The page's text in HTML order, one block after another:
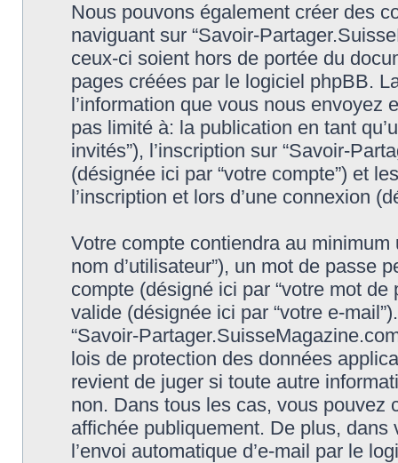
Nous pouvons également créer des
naviguant sur “Savoir-
ceux-ci soient hors de portée du
pages créées par le logiciel phpBB.
l’information que vous nous envoyez
pas limité à: la publication en tant
invités”), l’inscription sur “Savoir-
(désignée ici par “votre compte”) et
l’inscription et lors d’une connexion
Votre compte contiendra au
nom d’utilisateur”), un mot de passe
compte (désigné ici par “votre mot
valide (désignée ici par “votre e-
“Savoir-
lois de protection des données
revient de juger si toute autre
non. Dans tous les cas, vous pouvez
affichée publiquement. De plus,
l’envoi automatique d’e-mail par le